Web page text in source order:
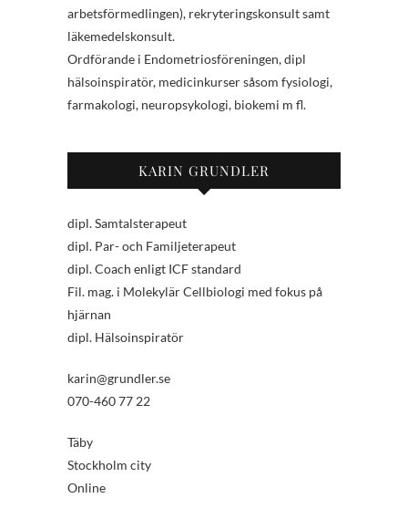
arbetsförmedlingen), rekryteringskonsult samt
läkemedelskonsult.
Ordförande i Endometriosföreningen, dipl
hälsoinspiratör, medicinkurser såsom fysiologi,
farmakologi, neuropsykologi, biokemi m fl.
KARIN GRUNDLER
dipl. Samtalsterapeut
dipl. Par- och Familjeterapeut
dipl. Coach enligt ICF standard
Fil. mag. i Molekylär Cellbiologi med fokus på
hjärnan
dipl. Hälsoinspiratör
karin@grundler.se
070-460 77 22
Täby
Stockholm city
Online